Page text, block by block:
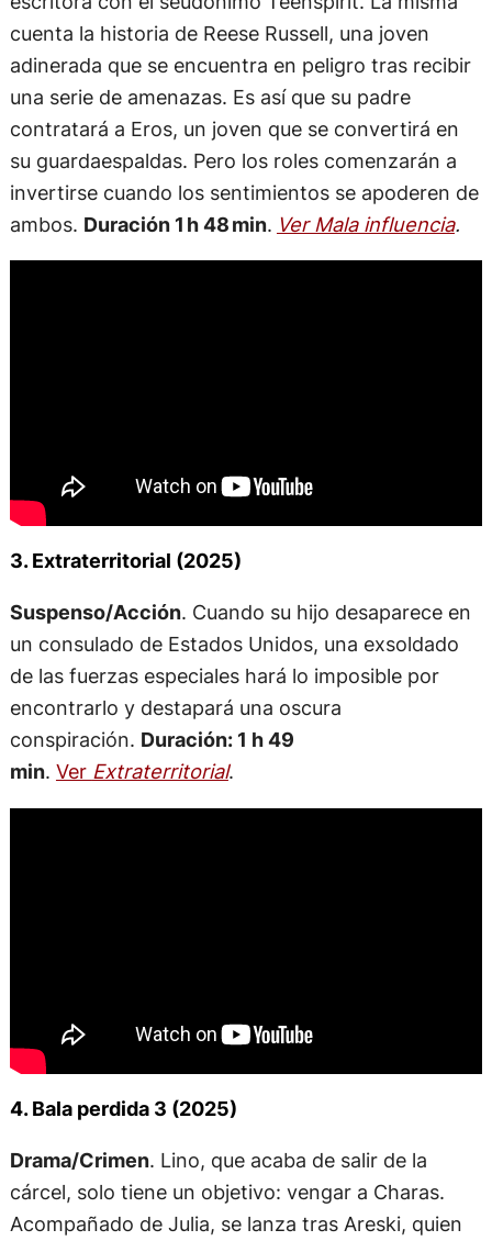
cuenta la historia de Reese Russell, una joven
adinerada que se encuentra en peligro tras recibir
una serie de amenazas. Es así que su padre
contratará a Eros, un joven que se convertirá en
su guardaespaldas. Pero los roles comenzarán a
invertirse cuando los sentimientos se apoderen de
ambos. Duración 1 h 48 min. Ver Mala influencia.
3. Extraterritorial (2025)
Suspenso/Acción. Cuando su hijo desaparece en
un consulado de Estados Unidos, una exsoldado
de las fuerzas especiales hará lo imposible por
encontrarlo y destapará una oscura
conspiración. Duración: 1 h 49
min. Ver Extraterritorial.
4. Bala perdida 3 (2025)
Drama/Crimen. Lino, que acaba de salir de la
cárcel, solo tiene un objetivo: vengar a Charas.
Acompañado de Julia, se lanza tras Areski, quien